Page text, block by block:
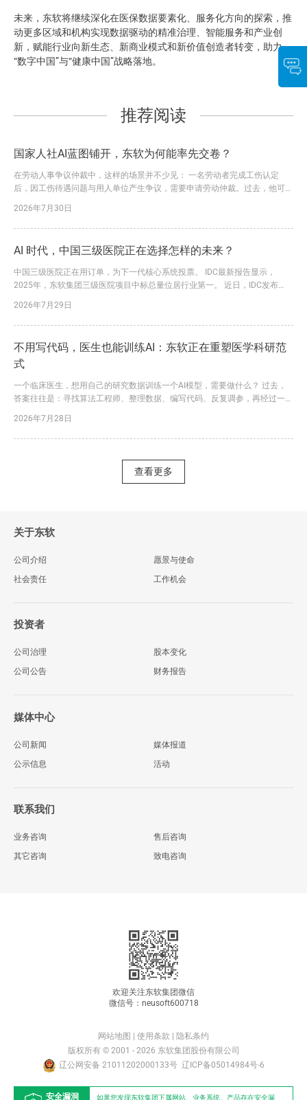
未来，东软将继续深化在医保数据要素化、服务化方向的探索，推
动更多区域和机构实现数据驱动的精准治理、智能服务和产业创
新，赋能行业向新生态、新商业模式和新价值创造者转变，助力
“数字中国”与“健康中国”战略落地。
推荐阅读
国家人社AI蓝图铺开，东软为何能率先交卷？
在劳动人事争议仲裁中，这样的场景并不少见： 一名劳动者完成工伤认定
后，因工伤待遇问题与用人单位产生争议，需要申请劳动仲裁。过去，他可能
多次补正、反复往返。 如今，一套看得见、用得上的“黑科技”，正在改变这一
过程。 在工作人员指导下，申请人通过移动端录入案情和诉求、上传相关材
2026年7月30日
AI 时代，中国三级医院正在选择怎样的未来？
中国三级医院正在用订单，为下一代核心系统投票。 IDC最新报告显示，
2025年，东软集团三级医院项目中标总量位居行业第一。 近日，IDC发布
借大量三级医院落地订单，进一步巩固了在该领域的领先优势。 这一结论背
后，是东软三十余年深耕医疗健康行业的长期积累，更是其行业理解、技术创
2026年7月29日
不用写代码，医生也能训练AI：东软正在重塑医学科研范
式
一个临床医生，想用自己的研究数据训练一个AI模型，需要做什么？ 过去，
答案往往是：寻找算法工程师、整理数据、编写代码、反复调参，再经过一轮
不罕见。更大的问题是，数据处理、特征提取、统计分析和模型训练往往分散
在不同工具中，数据在多个系统之间反复导入导出，不仅容易出错，也让研究
2026年7月28日
查看更多
关于东软
公司介绍
愿景与使命
社会责任
工作机会
投资者
公司治理
股本变化
公司公告
财务报告
媒体中心
公司新闻
媒体报道
公示信息
活动
联系我们
业务咨询
售后咨询
其它咨询
致电咨询
欢迎关注东软集团微信
微信号：neusoft600718
网站地图 使用条款
隐私条约
版权所有 © 2001 - 2026 东软集团股份有限公司
辽公网安备 21011202000133号 辽ICP备05014984号-6
安全漏洞 如果您发现东软集团下属网站、业务系统、产品存在安全漏